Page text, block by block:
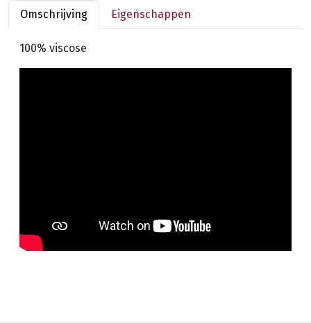
Omschrijving Eigenschappen
100% viscose